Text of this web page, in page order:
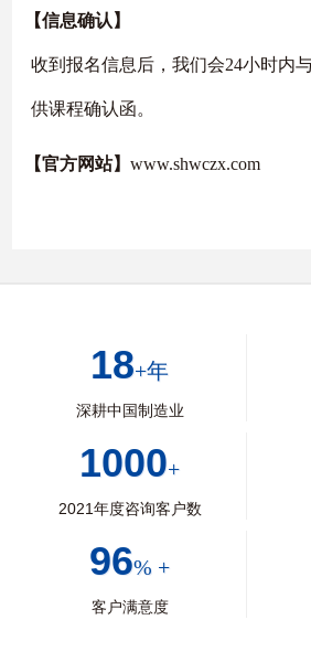
【信息确认】
收到报名信息后，我们会24小时内
供课程确认函。
【官方网站】www.shwczx.com
18+年
深耕中国制造业
1000+
2021年度咨询客户数
96% +
客户满意度